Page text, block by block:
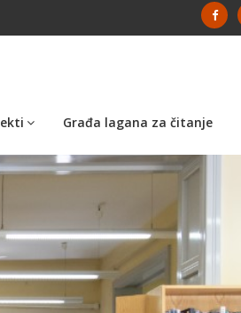
Građa lagana za čitanje